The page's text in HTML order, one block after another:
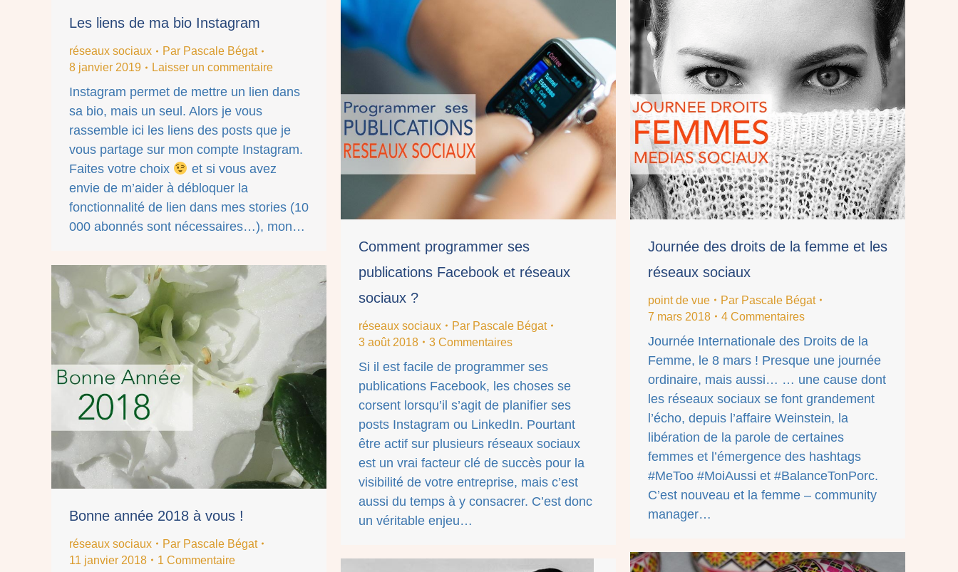
Les liens de ma bio Instagram
réseaux sociaux Par Pascale Bégat
8 janvier 2019
Laisser un commentaire
Instagram permet de mettre un lien dans
sa bio, mais un seul. Alors je vous
rassemble ici les liens des posts que je
vous partage sur mon compte Instagram.
Faites votre choix
et si vous avez
envie de m’aider à débloquer la
fonctionnalité de lien dans mes stories (10
000 abonnés sont nécessaires…), mon…
Comment programmer ses
publications Facebook et réseaux
sociaux ?
réseaux sociaux Par Pascale Bégat
3 août 2018
3 Commentaires
Si il est facile de programmer ses
publications Facebook, les choses se
corsent lorsqu’il s’agit de planifier ses
posts Instagram ou LinkedIn. Pourtant
être actif sur plusieurs réseaux sociaux
est un vrai facteur clé de succès pour la
visibilité de votre entreprise, mais c’est
aussi du temps à y consacrer. C’est donc
un véritable enjeu…
Journée des droits de la femme et les
réseaux sociaux
point de vue Par Pascale Bégat
7 mars 2018
4 Commentaires
Journée Internationale des Droits de la
Femme, le 8 mars ! Presque une journée
ordinaire, mais aussi… … une cause dont
les réseaux sociaux se font grandement
l’écho, depuis l’affaire Weinstein, la
libération de la parole de certaines
femmes et l’émergence des hashtags
#MeToo #MoiAussi et #BalanceTonPorc.
C’est nouveau et la femme – community
manager…
Bonne année 2018 à vous !
réseaux sociaux Par Pascale Bégat
11 janvier 2018
1 Commentaire